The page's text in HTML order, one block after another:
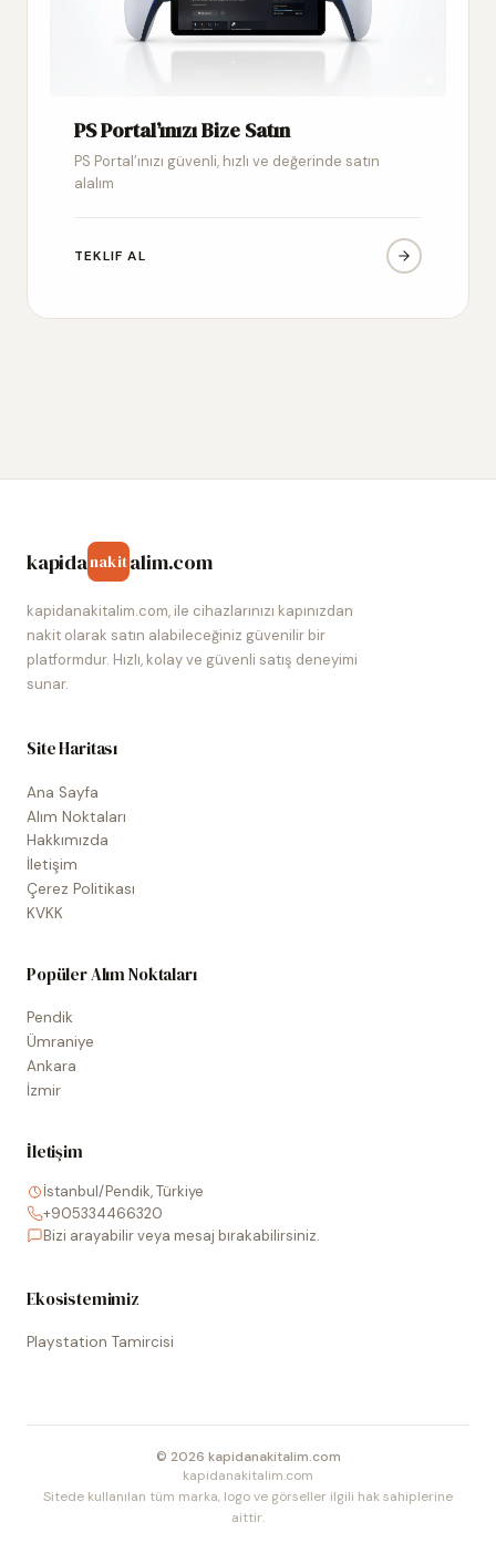
PS Portal’ınızı Bize Satın
PS Portal’ınızı güvenli, hızlı ve değerinde satın
alalım
TEKLIF AL
kapidanakitalim.com
kapidanakitalim.com, ile cihazlarınızı kapınızdan
nakit olarak satın alabileceğiniz güvenilir bir
platformdur. Hızlı, kolay ve güvenli satış deneyimi
sunar.
Site Haritası
Ana Sayfa
Alım Noktaları
Hakkımızda
İletişim
Çerez Politikası
KVKK
Popüler Alım Noktaları
Pendik
Ümraniye
Ankara
İzmir
İletişim
İstanbul/Pendik, Türkiye
+905334466320
Bizi arayabilir veya mesaj bırakabilirsiniz.
Ekosistemimiz
Playstation Tamircisi
© 2026 kapidanakitalim.com
kapidanakitalim.com
Sitede kullanılan tüm marka, logo ve görseller ilgili hak sahiplerine
aittir.